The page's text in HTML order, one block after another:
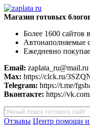
Магазин готовых
Более 1600 сайтов
Автонаполняемые
Ежедневно
Email: zaplata_ru@mail.ru
Max: https://clck.ru/
Telegram: https://t.me/
Вконтакте: https://
Поиск
товаров
Отзывы Центр помощи и